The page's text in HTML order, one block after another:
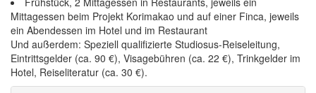
Mittagessen beim Projekt Korimakao und auf einer Finca, jeweils
ein Abendessen im Hotel und im Restaurant
Und außerdem: Speziell qualifizierte Studiosus-Reiseleitung,
Eintrittsgelder (ca. 90 €), Visagebühren (ca. 22 €), Trinkgelder im
Hotel, Reiseliteratur (ca. 30 €).